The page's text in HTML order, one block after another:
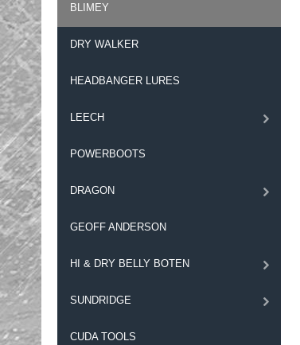
BLIMEY
DRY WALKER
HEADBANGER LURES
LEECH
POWERBOOTS
DRAGON
GEOFF ANDERSON
HI & DRY BELLY BOTEN
SUNDRIDGE
CUDA TOOLS